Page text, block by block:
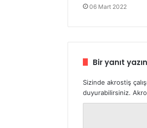
06 Mart 2022
Bir yanıt yazın
Sizinde akrostiş
duyurabilirsiniz.